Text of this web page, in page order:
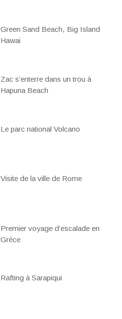
Green Sand Beach, Big Island
Hawai
Zac s’enterre dans un trou à
Hapuna Beach
Le parc national Volcano
Visite de la ville de Rome
Premier voyage d’escalade en
Grèce
Rafting à Sarapiqui